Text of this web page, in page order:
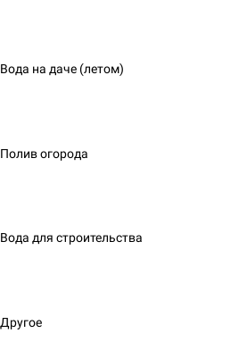
Вода на даче (летом)
Полив огорода
Вода для строительства
Другое